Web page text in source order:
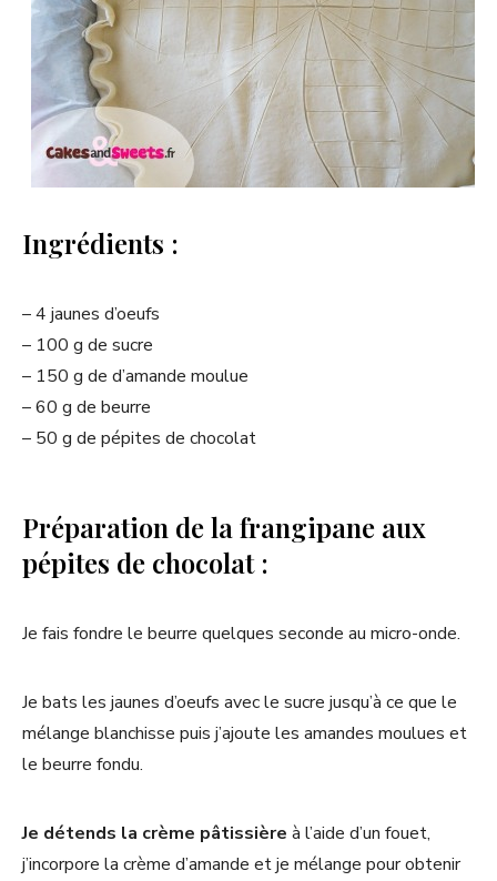
Ingrédients :
– 4 jaunes d’oeufs
– 100 g de sucre
– 150 g de d’amande moulue
– 60 g de beurre
– 50 g de pépites de chocolat
Préparation de la frangipane aux
pépites de chocolat :
Je fais fondre le beurre quelques seconde au micro-onde.
Je bats les jaunes d’oeufs avec le sucre jusqu’à ce que le
mélange blanchisse puis j’ajoute les amandes moulues et
le beurre fondu.
Je détends la crème pâtissière à l’aide d’un fouet,
j’incorpore la crème d’amande et je mélange pour obtenir